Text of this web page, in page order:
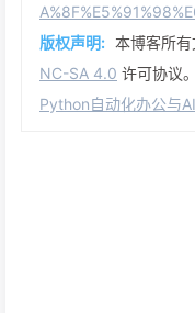
版权声明: 本博客所
NC-SA 4.0 许可协议
Python自动化办公与